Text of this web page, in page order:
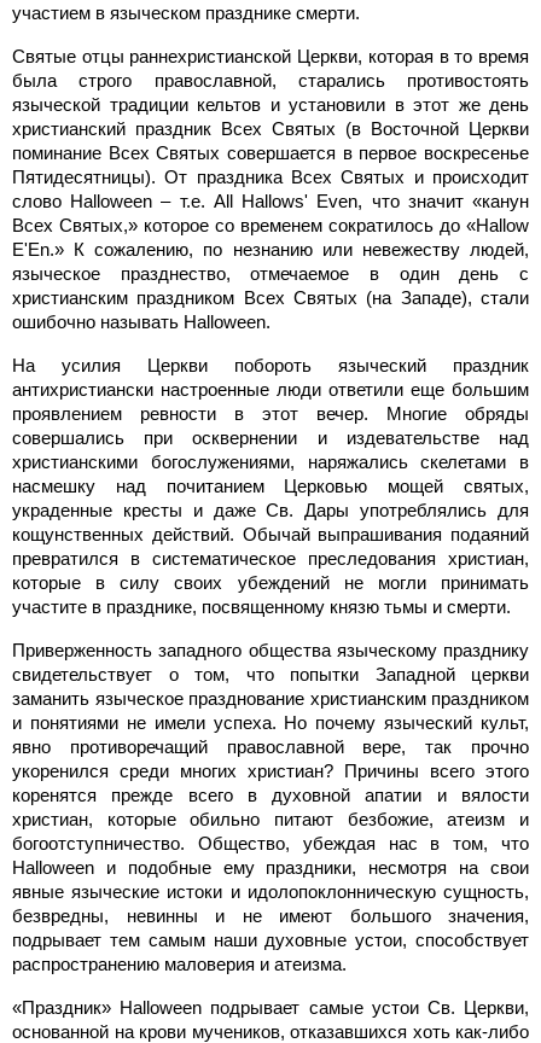
участием в языческом празднике смерти.
Святые отцы раннехристианской Церкви, которая в то время
была строго православной, старались противостоять
языческой традиции кельтов и установили в этот же день
христианский праздник Всех Святых (в Восточной Церкви
поминание Всех Святых совершается в первое воскресенье
Пятидесятницы). От праздника Всех Святых и происходит
слово Halloween – т.е. Аll Hallows' Even, что значит «канун
Всех Святых,» которое со временем сократилось до «Hallow
E'En.» К сожалению, по незнанию или невежеству людей,
языческое празднество, отмечаемое в один день с
христианским праздником Всех Святых (на Западе), стали
ошибочно называть Halloween.
На усилия Церкви побороть языческий праздник
антихристиански настроенные люди ответили еще большим
проявлением ревности в этот вечер. Mнoгие обряды
совершались при осквернении и издевательстве над
христианскими богослужениями, наряжались скелетами в
насмешку над почитанием Церковью мощей святых,
украденные кресты и даже Св. Дары употреблялись для
кощунственных действий. Обычай выпрашивания подаяний
превратился в систематическое преследования христиан,
которые в силу своих убеждений не могли принимать
участите в празднике, посвященному князю тьмы и смерти.
Приверженность западного общества языческому празднику
свидетельствует о том, что попытки Западной церкви
заманить языческое празднование христианским праздником
и понятиями не имели успеха. Но почему языческий культ,
явно противоречащий православной вере, так прочно
укоренился среди многих христиан? Причины всего этого
коренятся прежде всего в духовной апатии и вялости
христиан, которые обильно питают безбожие, атеизм и
богоотступничество. Общество, убеждая нас в том, что
Halloween и подобные ему праздники, несмотря на свои
явные языческие истоки и идолопоклонническую сущность,
безвредны, невинны и не имеют большого значения,
подрывает тем самым наши духовные устои, способствует
распространению маловерия и атеизма.
«Праздник» Halloween подрывает самые устои Св. Церкви,
основанной на крови мучеников, отказавшихся хоть как-либо